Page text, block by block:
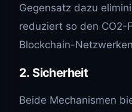
Gegensatz dazu
reduziert so den CO2-
Blockchain-
2. Sicherheit
Beide Mechanismen